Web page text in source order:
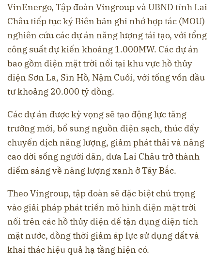
VinEnergo, Tập đoàn Vingroup và UBND tỉnh Lai
Châu tiếp tục ký Biên bản ghi nhớ hợp tác (MOU)
nghiên cứu các dự án năng lượng tái tạo, với tổng
công suất dự kiến khoảng 1.000MW. Các dự án
bao gồm điện mặt trời nổi tại khu vực hồ thủy
điện Sơn La, Sìn Hồ, Nậm Cuổi, với tổng vốn đầu
tư khoảng 20.000 tỷ đồng.
Các dự án được kỳ vọng sẽ tạo động lực tăng
trưởng mới, bổ sung nguồn điện sạch, thúc đẩy
chuyển dịch năng lượng, giảm phát thải và nâng
cao đời sống người dân, đưa Lai Châu trở thành
điểm sáng về năng lượng xanh ở Tây Bắc.
Theo Vingroup, tập đoàn sẽ đặc biệt chú trọng
vào giải pháp phát triển mô hình điện mặt trời
nổi trên các hồ thủy điện để tận dụng diện tích
mặt nước, đồng thời giảm áp lực sử dụng đất và
khai thác hiệu quả hạ tầng hiện có.